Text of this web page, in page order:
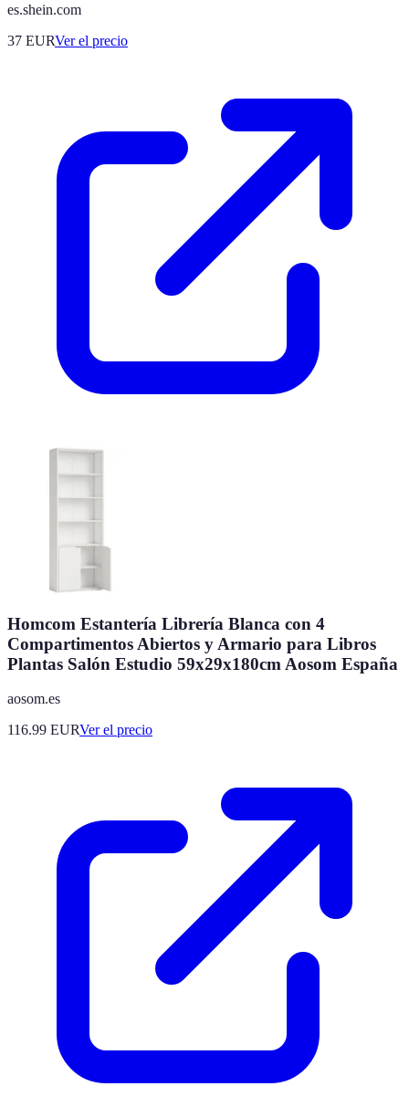
es.shein.com
37 EURVer el precio
Homcom Estantería Librería Blanca con 4
Compartimentos Abiertos y Armario para Libros
Plantas Salón Estudio 59x29x180cm Aosom España
aosom.es
116.99 EURVer el precio